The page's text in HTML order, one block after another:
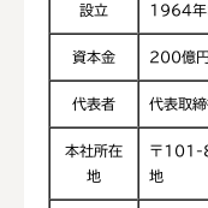
設立 1964年
資本金 200億円
代表者 代表取
本社所在
地
〒101-
地